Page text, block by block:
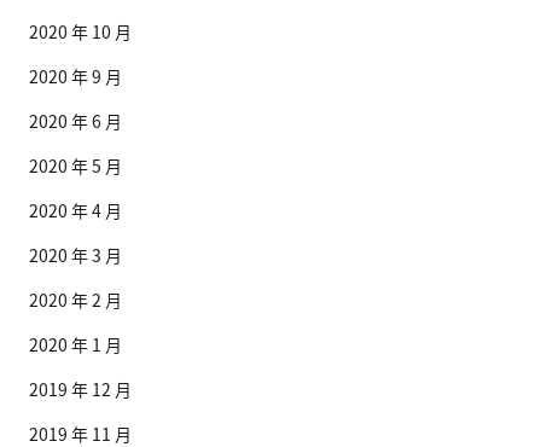
2020 年 10 月
2020 年 9 月
2020 年 6 月
2020 年 5 月
2020 年 4 月
2020 年 3 月
2020 年 2 月
2020 年 1 月
2019 年 12 月
2019 年 11 月